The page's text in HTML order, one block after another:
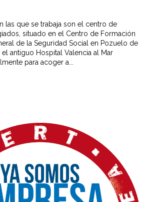
las que se trabaja son el centro de
situado en el Centro de Formación
de la Seguridad Social en Pozuelo de
antiguo Hospital Valencia al Mar
para acoger a...